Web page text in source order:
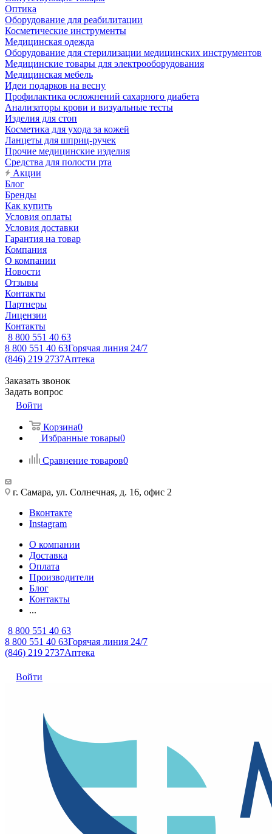
Оптика
Оборудование для реабилитации
Косметические инструменты
Медицинская одежда
Оборудование для стерилизации медицинских инструментов
Медицинские товары для электрооборудования
Медицинская мебель
Идеи подарков на весну
Профилактика осложнений сахарного диабета
Анализаторы крови и визуальные тесты
Изделия для стоп
Косметика для ухода за кожей
Ланцеты для шприц-ручек
Прочие медицинские изделия
Средства для полости рта
Акции
Блог
Бренды
Как купить
Условия оплаты
Условия доставки
Гарантия на товар
Компания
О компании
Новости
Отзывы
Контакты
Партнеры
Лицензии
Контакты
8 800 551 40 63
8 800 551 40 63Горячая линия 24/7
(846) 219 2737Аптека
Заказать звонок
Задать вопрос
Войти
Корзина0
Избранные товары0
Сравнение товаров0
г. Самара, ул. Солнечная, д. 16, офис 2
Вконтакте
Instagram
О компании
Доставка
Оплата
Производители
Блог
Контакты
...
8 800 551 40 63
8 800 551 40 63Горячая линия 24/7
(846) 219 2737Аптека
Войти